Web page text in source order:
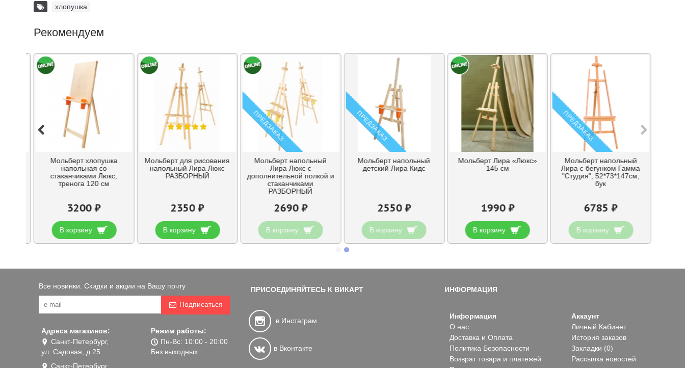
хлопушка
Рекомендуем
Мольберт хлопушка
напольная со
стаканчиками Люкс,
тренога 120 см
3200 ₽
В корзину
Мольберт для рисования
напольный Лира Люкс
РАЗБОРНЫЙ
2350 ₽
В корзину
ПРЕДЗАКАЗ
Мольберт напольный
Лира Люкс с
дополнительной полкой и
стаканчиками
РАЗБОРНЫЙ
2690 ₽
В корзину
ПРЕДЗАКАЗ
Мольберт напольный
детский Лира Кидс
2550 ₽
В корзину
Мольберт Лира «Люкс»
145 см
1990 ₽
В корзину
ПРЕДЗАКАЗ
Мольберт напольный
Лира с бегунком Гамма
"Студия", 52*73*147см,
бук
6785 ₽
В корзину
Все новинки. Скидки и акции на Вашу почту
Подписаться
Адреса магазинов:
Санкт-Петербург,
ул. Садовая, д.25
Санкт-Петербург,
Режим работы:
Пн-Вс: 10:00 - 20:00
Без выходных
ПРИСОЕДИНЯЙТЕСЬ К ВИКАРТ
в Инстаграм
в Вконтакте
ИНФОРМАЦИЯ
Информация
О нас
Доставка и Оплата
Политика Безопасности
Возврат товара и платежей
Аккаунт
Личный Кабинет
История заказов
Закладки (0)
Рассылка новостей